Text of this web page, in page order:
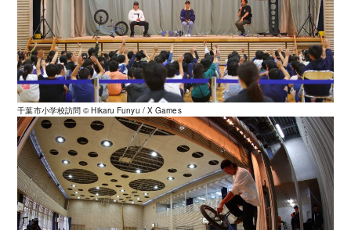
千葉市小学校訪問 ©️ Hikaru Funyu / X Games